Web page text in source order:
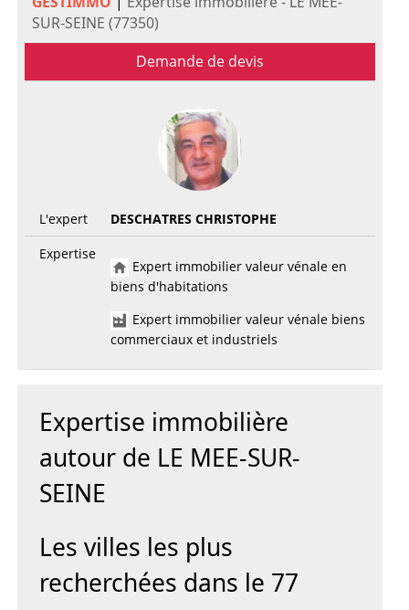
SUR-SEINE (77350)
Demande de devis
L'expert
DESCHATRES CHRISTOPHE
Expertise
Expert immobilier valeur vénale en
biens d'habitations
Expert immobilier valeur vénale biens
commerciaux et industriels
Expertise immobilière
autour de LE MEE-SUR-
SEINE
Les villes les plus
recherchées dans le 77